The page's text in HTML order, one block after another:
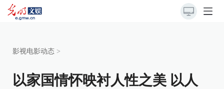
影视电影动态 >
以家国情怀映衬人性之美 以人